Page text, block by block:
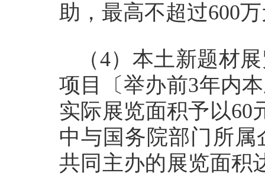
助，最高不超过600
（4）本土新题材
项目〔举办前3年内
实际展览面积予以60
中与国务院部门所
共同主办的展览面积